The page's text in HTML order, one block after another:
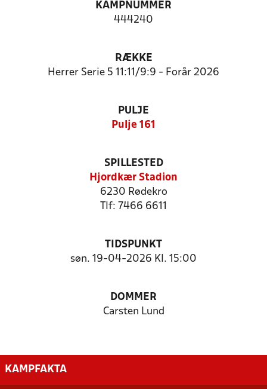
KAMPNUMMER
444240
RÆKKE
Herrer Serie 5 11:11/9:9 - Forår 2026
PULJE
Pulje 161
SPILLESTED
Hjordkær Stadion
6230 Rødekro
Tlf: 7466 6611
TIDSPUNKT
søn. 19-04-2026 Kl. 15:00
DOMMER
Carsten Lund
KAMPFAKTA